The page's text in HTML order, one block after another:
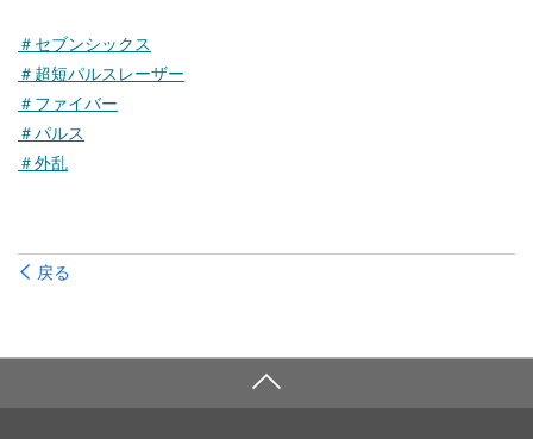
＃セブンシックス
＃超短パルスレーザー
＃ファイバー
＃パルス
＃外乱
戻る